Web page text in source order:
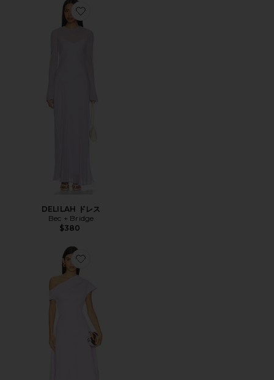
Favorite DELILAH ドレス
DELILAH ドレス
Bec + Bridge
$380
Favorite MARISSA ガウン